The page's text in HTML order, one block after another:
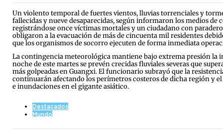
Un violento temporal de fuertes vientos, lluvias torrenciales y
fallecidas y nueve desaparecidas, según informaron los medios
registrándose once víctimas mortales y un ciudadano con
obligaron a la evacuación de más de cincuenta mil residentes
que los organismos de socorro ejecuten de forma inmediata
La contingencia meteorológica mantiene bajo extrema presión la
noche de este martes se prevén crecidas fluviales severas que
más golpeadas en Guangxi. El funcionario subrayó que la
continuarán afectando los perímetros costeros de dicha región y
e inundaciones en el gigante asiático.
Destacados
Mundo